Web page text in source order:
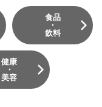
食品
・
飲料
健康
・
美容